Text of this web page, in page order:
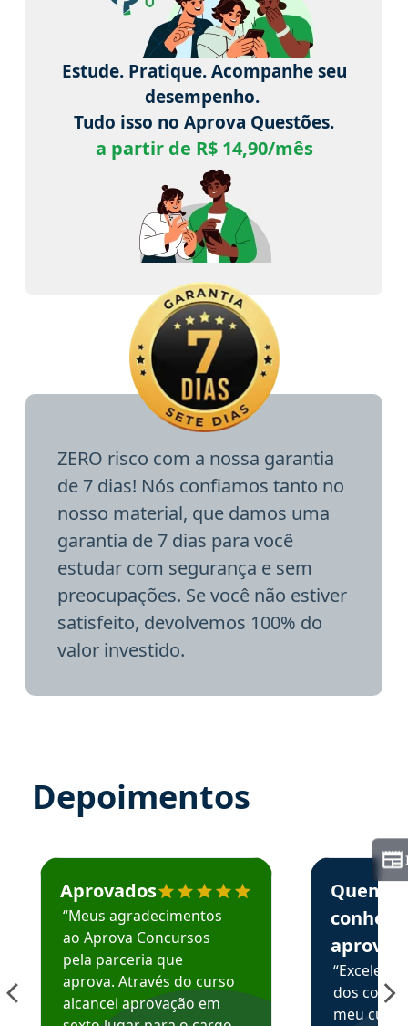
Estude. Pratique. Acompanhe seu
desempenho.
Tudo isso no Aprova Questões.
a partir de R$ 14,90/mês
ZERO risco com a nossa garantia
de 7 dias! Nós confiamos tanto no
nosso material, que damos uma
garantia de 7 dias para você
estudar com segurança e sem
preocupações. Se você não estiver
satisfeito, devolvemos 100% do
valor investido.
Depoimentos
Estudante José recomenda o Aprova Concursos em
Aprovados
“Meus agradecimentos
ao Aprova Concursos
pela parceria que
aprova. Através do curso
alcancei aprovação em
Estudante
Quem
aprova
dos
meu